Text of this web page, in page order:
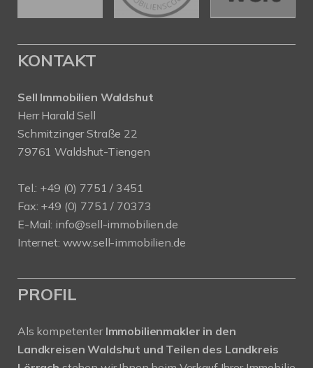
KONTAKT
Sell Immobilien Waldshut
Herr Harald Sell
Schmitzinger Straße 22
79761 Waldshut-Tiengen
Tel.: +49 (0) 7751 / 3451
Fax: +49 (0) 7751 / 70373
E-Mail: info@sell-immobilien.de
Internet: www.sell-immobilien.de
PROFIL
Als kompetenter Immobilienmakler in den
Landkreisen Waldshut und Teilen des Landkreis